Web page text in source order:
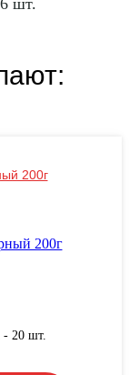
шт.
200г
- 20 шт.